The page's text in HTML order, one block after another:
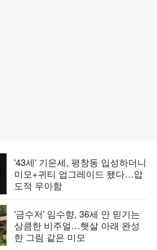
'43세' 기은세, 평창동 입성하더니
미모+귀티 업그레이드 됐다…압
도적 우아함
'금수저' 임수향, 36세 안 믿기는
상큼한 비주얼…햇살 아래 완성
한 그림 같은 미모